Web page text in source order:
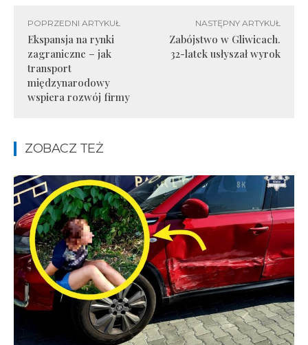
POPRZEDNI ARTYKUŁ
Ekspansja na rynki
zagraniczne – jak
transport
międzynarodowy
wspiera rozwój firmy
NASTĘPNY ARTYKUŁ
Zabójstwo w Gliwicach.
32-latek usłyszał wyrok
ZOBACZ TEŻ